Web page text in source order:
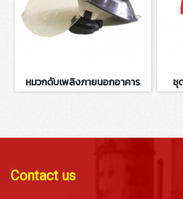
หมวกดับเพลิงภายนอกอาคาร ชุ
Contact us